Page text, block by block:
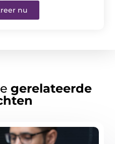
nu
gerelateerde